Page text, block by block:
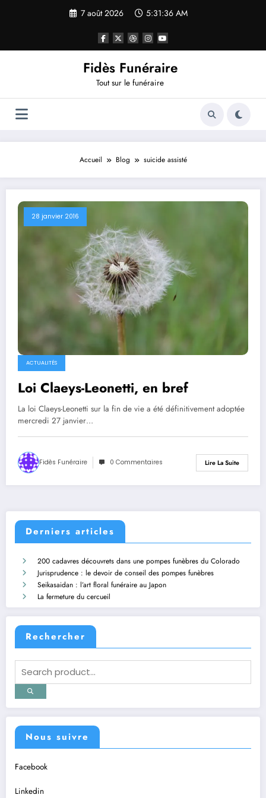
7 août 2026 5:31:36 AM
Fidès Funéraire
Tout sur le funéraire
Accueil Blog suicide assisté
28 janvier 2016
ACTUALITÉS
Loi Claeys-Leonetti, en bref
La loi Claeys-Leonetti sur la fin de vie a été définitivement adoptée
mercredi 27 janvier…
Fidès Funéraire 0 Commentaires Lire La Suite
Derniers articles
200 cadavres découvrets dans une pompes funèbres du Colorado
Jurisprudence : le devoir de conseil des pompes funèbres
Seikasaidan : l’art floral funéraire au Japon
La fermeture du cercueil
Rechercher
Nous suivre
Facebook
Linkedin